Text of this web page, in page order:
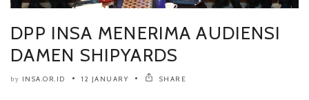
DPP INSA MENERIMA AUDIENSI
DAMEN SHIPYARDS
by INSA.OR.ID 12 JANUARY SHARE